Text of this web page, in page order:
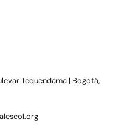
Tequendama | Bogotá,